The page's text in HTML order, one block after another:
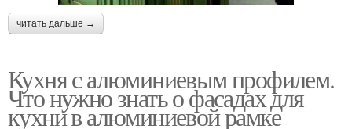
читать дальше →
Кухня с алюминиевым профилем.
Что нужно знать о фасадах для
кухни в алюминиевой рамке